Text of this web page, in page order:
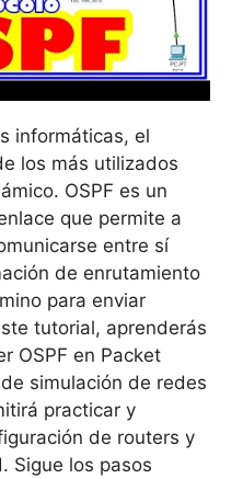
informáticas, el
los más utilizados
OSPF es un
que permite a
entre sí
de enrutamiento
para enviar
tutorial, aprenderás
OSPF en Packet
simulación de redes
practicar y
de routers y
Sigue los pasos